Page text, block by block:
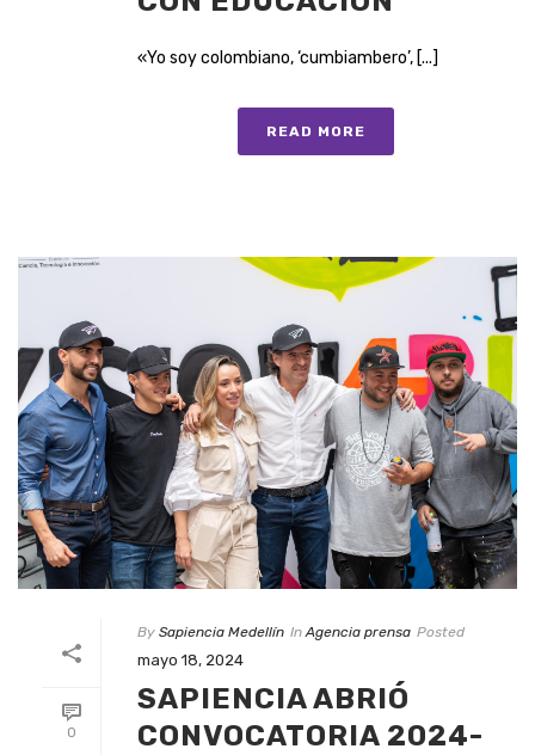
«Yo soy colombiano, ‘cumbiambero’, [...]
READ MORE
0
By Sapiencia Medellín In Agencia prensa Posted
mayo 18, 2024
SAPIENCIA ABRIÓ
CONVOCATORIA 2024-